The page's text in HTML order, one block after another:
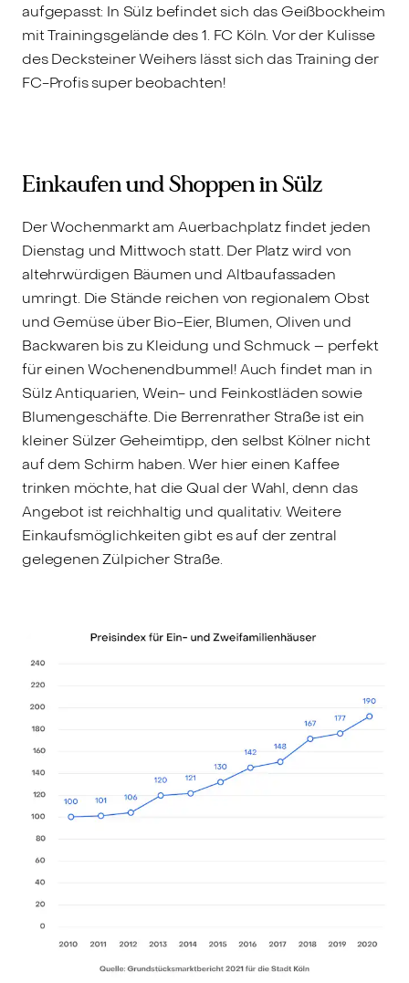
aufgepasst: In Sülz befindet sich das Geißbockheim
mit Trainingsgelände des 1. FC Köln. Vor der Kulisse
des Decksteiner Weihers lässt sich das Training der
FC-Profis super beobachten!
Einkaufen und Shoppen in Sülz
Der Wochenmarkt am Auerbachplatz findet jeden
Dienstag und Mittwoch statt. Der Platz wird von
altehrwürdigen Bäumen und Altbaufassaden
umringt. Die Stände reichen von regionalem Obst
und Gemüse über Bio-Eier, Blumen, Oliven und
Backwaren bis zu Kleidung und Schmuck – perfekt
für einen Wochenendbummel! Auch findet man in
Sülz Antiquarien, Wein- und Feinkostläden sowie
Blumengeschäfte. Die Berrenrather Straße ist ein
kleiner Sülzer Geheimtipp, den selbst Kölner nicht
auf dem Schirm haben. Wer hier einen Kaffee
trinken möchte, hat die Qual der Wahl, denn das
Angebot ist reichhaltig und qualitativ. Weitere
Einkaufsmöglichkeiten gibt es auf der zentral
gelegenen Zülpicher Straße.